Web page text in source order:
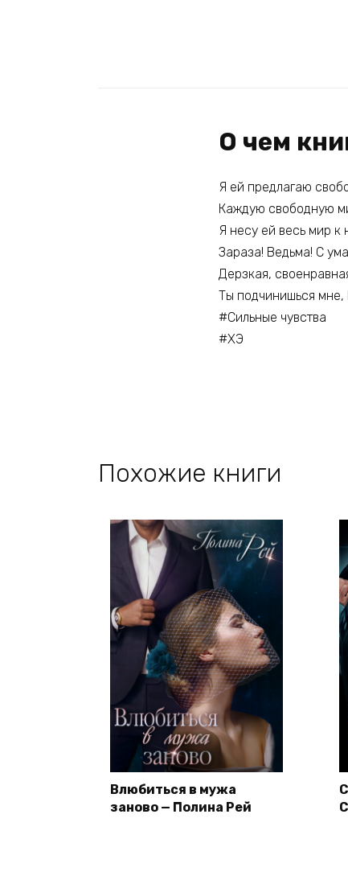
О чем
Я ей предлагаю
Каждую свободную
Я несу ей весь мир к
Зараза! Ведьма! С
Дерзкая,
Ты подчинишься мне,
#Сильные чувства
#ХЭ
Похожие книги
Влюбиться в мужа
заново — Полина Рей